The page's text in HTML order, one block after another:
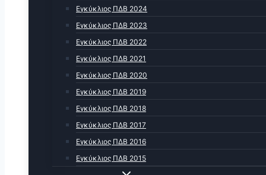
Εγκύκλιος ΠΔΒ 2024
Εγκύκλιος ΠΔΒ 2023
Εγκύκλιος ΠΔΒ 2022
Εγκύκλιος ΠΔΒ 2021
Εγκύκλιος ΠΔΒ 2020
Εγκύκλιος ΠΔΒ 2019
Εγκύκλιος ΠΔΒ 2018
Εγκύκλιος ΠΔΒ 2017
Εγκύκλιος ΠΔΒ 2016
Εγκύκλιος ΠΔΒ 2015